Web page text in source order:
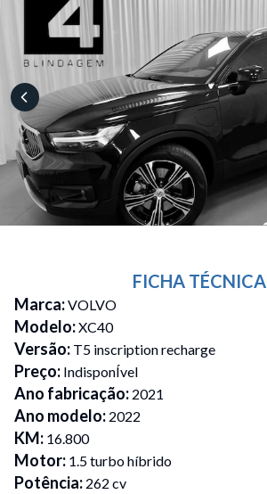
FICHA TÉCNICA
Marca:VOLVO
Modelo:XC40
Versão: T5 inscription recharge
Preço: IndisponÍvel
Ano fabricação: 2021
Ano modelo: 2022
KM: 16.800
Motor: 1.5 turbo híbrido
Potência: 262 cv